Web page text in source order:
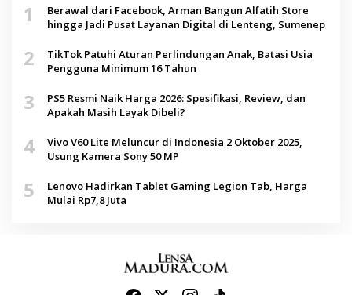
1
Berawal dari Facebook, Arman Bangun Alfatih Store
hingga Jadi Pusat Layanan Digital di Lenteng, Sumenep
2
TikTok Patuhi Aturan Perlindungan Anak, Batasi Usia
Pengguna Minimum 16 Tahun
3
PS5 Resmi Naik Harga 2026: Spesifikasi, Review, dan
Apakah Masih Layak Dibeli?
4
Vivo V60 Lite Meluncur di Indonesia 2 Oktober 2025,
Usung Kamera Sony 50 MP
5
Lenovo Hadirkan Tablet Gaming Legion Tab, Harga
Mulai Rp7,8 Juta